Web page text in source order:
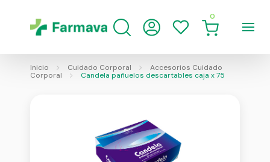
0
Inicio Cuidado Corporal
Accesorios Cuidado
Corporal
Candela pañuelos descartables caja x 75